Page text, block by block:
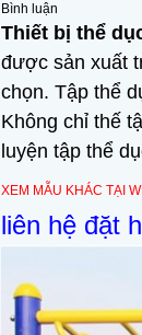
Bình luận
Thiết bị thể
được sản xuất
chọn. Tập thể
Không chỉ thế
luyện tập thể
XEM MẪU KHÁC TẠI
liên hệ đặt